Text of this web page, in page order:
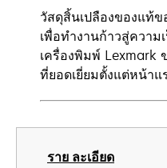
ราย ละเอียด
วัสดุสิ้นเปลืองของแท้
เพื่อทำงานก้าวสู่ความ
เครื่องพิมพ์
ที่ยอดเยี่ยมตั้งแต่หน้า